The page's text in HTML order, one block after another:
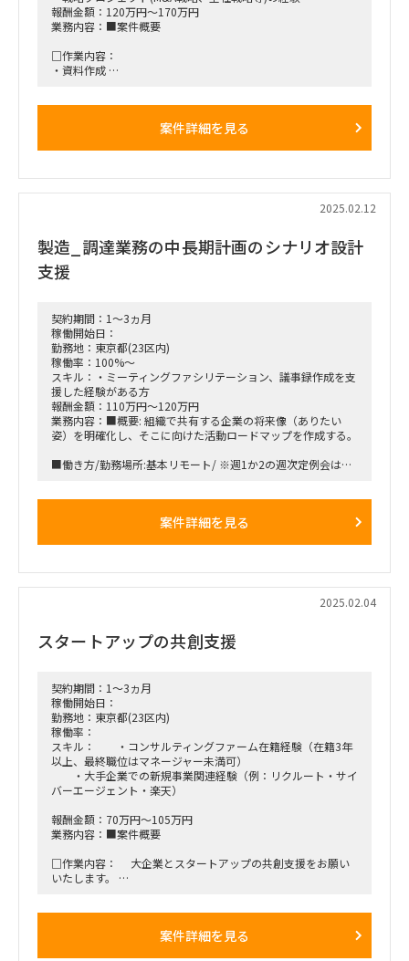
報酬金額：120万円～170万円
業務内容：■案件概要
□作業内容：
・資料作成
■稼働率：50％程を想定案件詳細を見る
2025.02.12
製造_調達業務の中長期計画のシナリオ設計
支援
契約期間：1～3ヵ月
稼働開始日：
勤務地：東京都(23区内)
稼働率：100%～
スキル：・ミーティングファシリテーション、議事録作成を支
援した経験がある方
報酬金額：110万円～120万円
業務内容：■概要: 組織で共有する企業の将来像（ありたい
姿）を明確化し、そこに向けた活動ロードマップを作成する。
■働き方/勤務場所:基本リモート/ ※週1か2の週次定例会はク
案件詳細を見る
2025.02.04
スタートアップの共創支援
契約期間：1～3ヵ月
稼働開始日：
勤務地：東京都(23区内)
稼働率：
スキル： ・コンサルティングファーム在籍経験（在籍3年
以上、最終職位はマネージャー未満可）
・大手企業での新規事業関連経験（例：リクルート・サイ
バーエージェント・楽天）
報酬金額：70万円～105万円
業務内容：■案件概要
□作業内容： 大企業とスタートアップの共創支援をお願い
いたします。
■契約期間：2月～ ※相談可案件詳細を見る